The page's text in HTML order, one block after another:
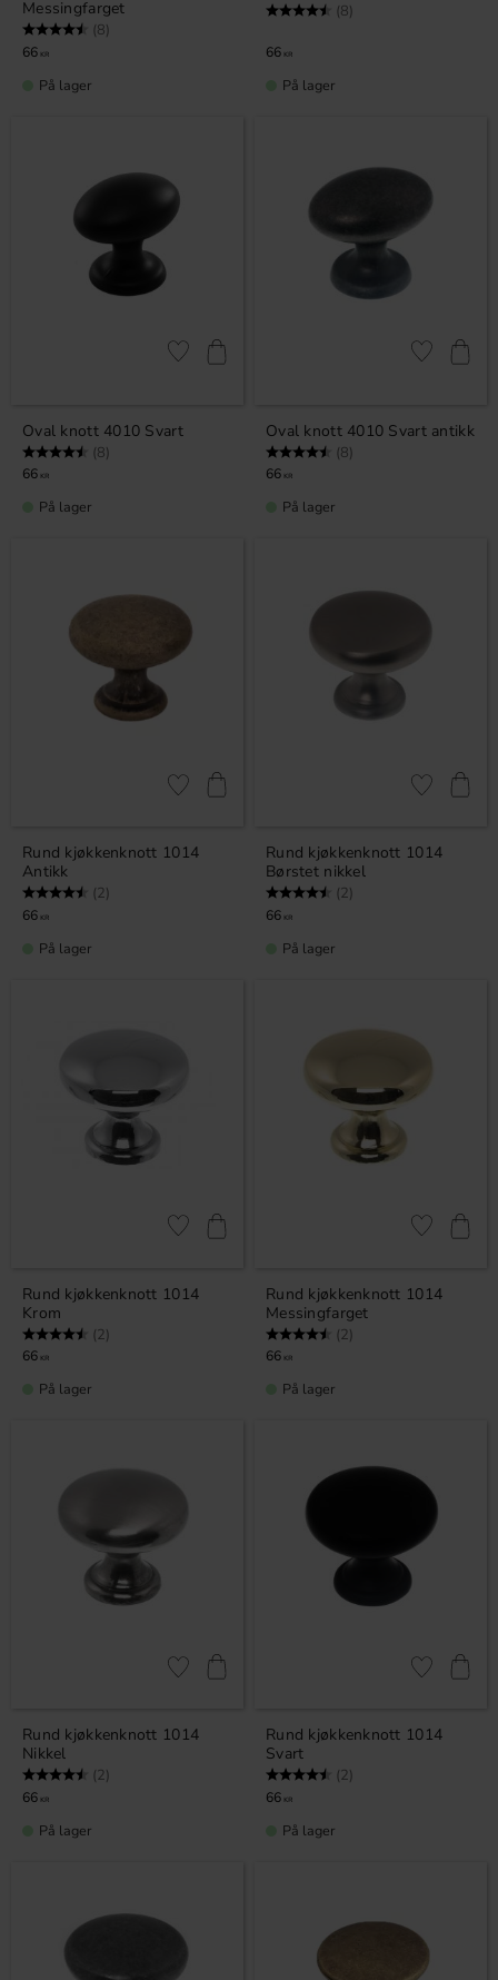
Messingfarget
Karakter: (8)
66 KR
På lager
Karakter: (8)
66 KR
På lager
Oval knott 4010 Svart
Karakter: (8)
66 KR
Lagre som favoritt
På lager
Oval knott 4010 Svart antikk
Karakter: (8)
66 KR
Lagre som
På lager
Rund kjøkkenknott 1014
Antikk
Karakter: (2)
66 KR
Lagre som favoritt
På lager
Rund kjøkkenknott 1014
Børstet nikkel
Karakter: (2)
66 KR
Lagre som
På lager
Rund kjøkkenknott 1014
Krom
Karakter: (2)
66 KR
Lagre som favoritt
På lager
Rund kjøkkenknott 1014
Messingfarget
Karakter: (2)
66 KR
Lagre som
På lager
Rund kjøkkenknott 1014
Nikkel
Karakter: (2)
66 KR
Lagre som favoritt
På lager
Rund kjøkkenknott 1014
Svart
Karakter: (2)
66 KR
Lagre som
På lager